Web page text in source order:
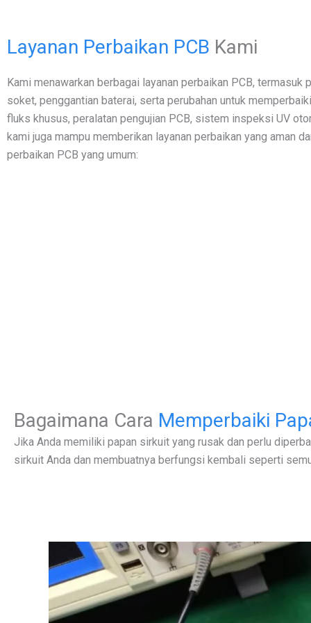
Layanan Perbaikan PCB Kami
Kami menawarkan berbagai layanan perbaikan PCB,
soket, penggantian baterai, serta perubahan untuk
fluks khusus, peralatan pengujian PCB, sistem inspeksi UV
kami juga mampu memberikan layanan perbaikan yang aman
perbaikan PCB yang umum:
Bagaimana Cara Memperbaiki
Jika Anda memiliki papan sirkuit yang rusak dan perlu
sirkuit Anda dan membuatnya berfungsi kembali seperti